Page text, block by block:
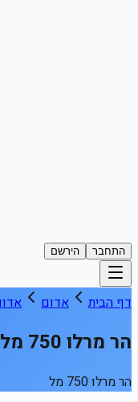
התחבר הירשם
דף הבית אדום
הר מרלו 750 מל
הר מרלו 750 מל